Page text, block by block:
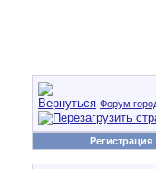
Форум
Регистрация